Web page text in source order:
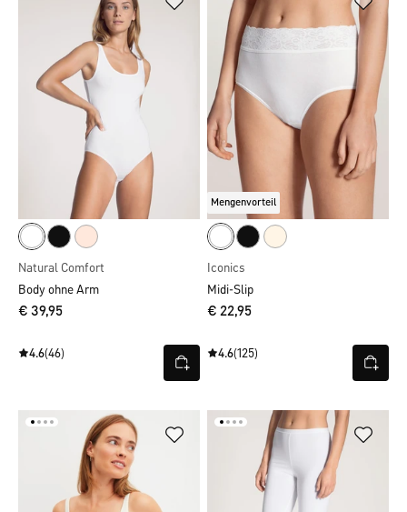
Natural Comfort
Body ohne Arm
€ 39,95
4.6(46)
Mengenvorteil
Iconics
Midi-Slip
€ 22,95
4.6(125)